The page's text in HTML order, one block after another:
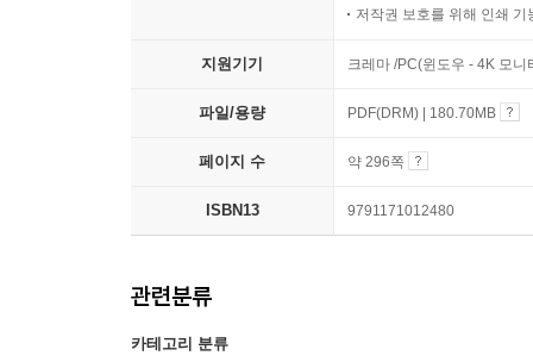
저작권 보호를 위해 인쇄 기
지원기기 크레마 /PC(윈도우 - 4K 모
파일/용량 PDF(DRM) | 180.70MB
페이지 수 약 296쪽
ISBN13 9791171012480
관련분류
카테고리 분류